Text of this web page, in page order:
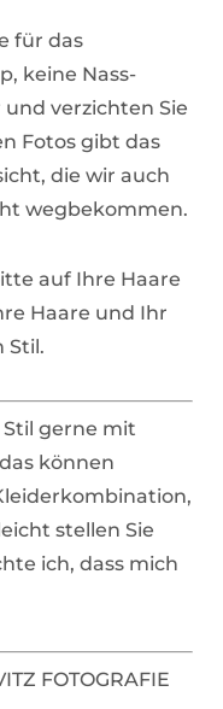
für das
keine Nass-
verzichten Sie
Fotos gibt das
die wir auch
wegbekommen.
auf Ihre Haare
Haare und Ihr
Stil.
Stil gerne mit
können
stellen Sie
ich, dass mich
FOTOGRAFIE